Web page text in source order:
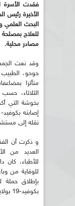
الأخيرة رئيس
البحث العلمي
مصادر محلية.
وقد نعت
حوحو،
متأثرا
الثلاثاء،
بخوشة التي
نقله إلى
و ذكرت أن
العديد من
للأطباء،
للوقاية من
بإطلاق حملة
بكوفيد-19 بولاية بسكرة.